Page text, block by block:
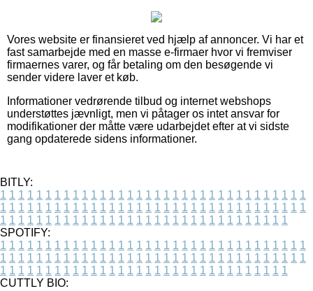
Vores website er finansieret ved hjælp af annoncer. Vi har et
fast samarbejde med en masse e-firmaer hvor vi fremviser
firmaernes varer, og får betaling om den besøgende vi
sender videre laver et køb.
Informationer vedrørende tilbud og internet webshops
understøttes jævnligt, men vi påtager os intet ansvar for
modifikationer der måtte være udarbejdet efter at vi sidste
gang opdaterede sidens informationer.
BITLY:
1 1 1 1 1 1 1 1 1 1 1 1 1 1 1 1 1 1 1 1 1 1 1 1 1 1 1 1 1 1 1 1 1 1
1 1 1 1 1 1 1 1 1 1 1 1 1 1 1 1 1 1 1 1 1 1 1 1 1 1 1 1 1 1 1 1 1 1
1 1 1 1 1 1 1 1 1 1 1 1 1 1 1 1 1 1 1 1 1 1 1 1 1 1 1 1 1 1 1 1
SPOTIFY:
1 1 1 1 1 1 1 1 1 1 1 1 1 1 1 1 1 1 1 1 1 1 1 1 1 1 1 1 1 1 1 1 1 1
1 1 1 1 1 1 1 1 1 1 1 1 1 1 1 1 1 1 1 1 1 1 1 1 1 1 1 1 1 1 1 1 1 1
1 1 1 1 1 1 1 1 1 1 1 1 1 1 1 1 1 1 1 1 1 1 1 1 1 1 1 1 1 1 1 1
CUTTLY BIO: